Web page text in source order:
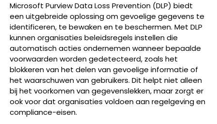
Microsoft Purview Data Loss Prevention (DLP) biedt
een uitgebreide oplossing om gevoelige gegevens te
identificeren, te bewaken en te beschermen. Met DLP
kunnen organisaties beleidsregels instellen die
automatisch acties ondernemen wanneer bepaalde
voorwaarden worden gedetecteerd, zoals het
blokkeren van het delen van gevoelige informatie of
het waarschuwen van gebruikers. Dit helpt niet alleen
bij het voorkomen van gegevenslekken, maar zorgt er
ook voor dat organisaties voldoen aan regelgeving en
compliance-eisen.